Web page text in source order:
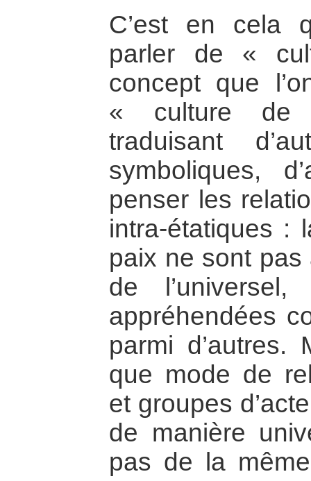
C’est en cela
parler de «
concept que
« culture de
traduisant
symboliques,
penser les
intra-étatiques :
paix ne sont pas
de
appréhendées
parmi
que mode de
et groupes
de manière
pas de la